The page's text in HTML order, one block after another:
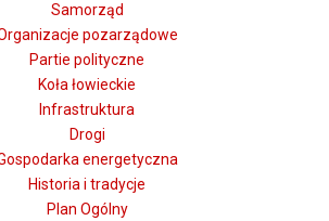
Samorząd
pozarządowe
Partie polityczne
Koła łowieckie
Infrastruktura
Drogi
energetyczna
Historia i tradycje
Plan Ogólny